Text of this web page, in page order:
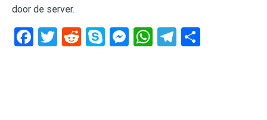
door de server.
Facebook
Twitter
RedditSkypeMessenger
WhatsApp
Telegram